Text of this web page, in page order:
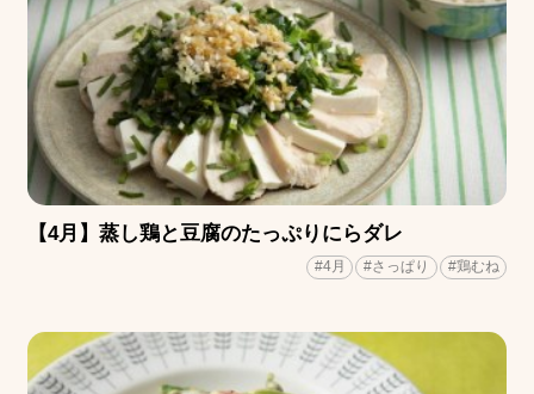
【4月】蒸し鶏と豆腐のたっぷりにらダレ
#4月 #さっぱり #鶏むね